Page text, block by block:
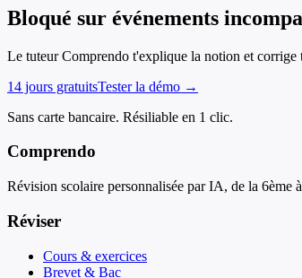
Bloqué sur événements
Le tuteur Comprendo t'explique la notion et corrige
14 jours gratuitsTester la démo →
Sans carte bancaire. Résiliable en 1 clic.
Comprendo
Révision scolaire personnalisée par IA, de la 6ème
Réviser
Cours & exercices
Brevet & Bac